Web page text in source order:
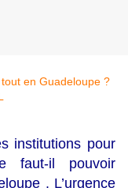
institutions pour
faut-il pouvoir
. L’urgence